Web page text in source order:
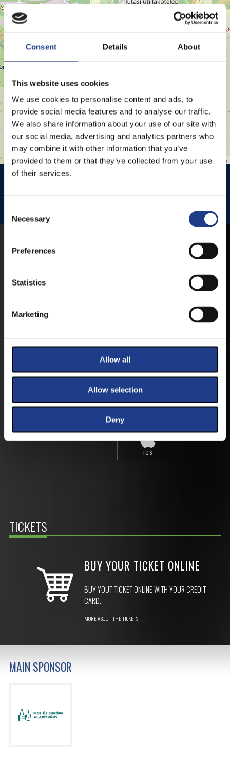
Consent Details About
This website uses cookies
We use cookies to personalise content and ads, to
provide social media features and to analyse our traffic.
We also share information about your use of our site with
our social media, advertising and analytics partners who
may combine it with other information that you’ve
provided to them or that they’ve collected from your use
of their services.
Necessary
Preferences
Statistics
Marketing
Allow all
Allow selection
Deny
Leaflet| ©OpenStreetMapcontributors
HISTÓRIA KERT
ROSÉ, RIESLING AND JAZZ DAYS
TICKETS
BUY YOUR TICKET ONLINE
BUY YOUT TICKET ONLINE WITH YOUR CREDIT
CARD.
MORE ABOUT THE TICKETS
MOBILE APP
DOWNLOAD APPLICATION HAS TO GET
FIRST-HAND NEWS, UPDATES AND THE
AVAILABLE FOR ANDROID AND IOS SYSTEMS. CLICK
HERE FOR THE LINKS. :
ANDROID
IOS
MAIN SPONSOR